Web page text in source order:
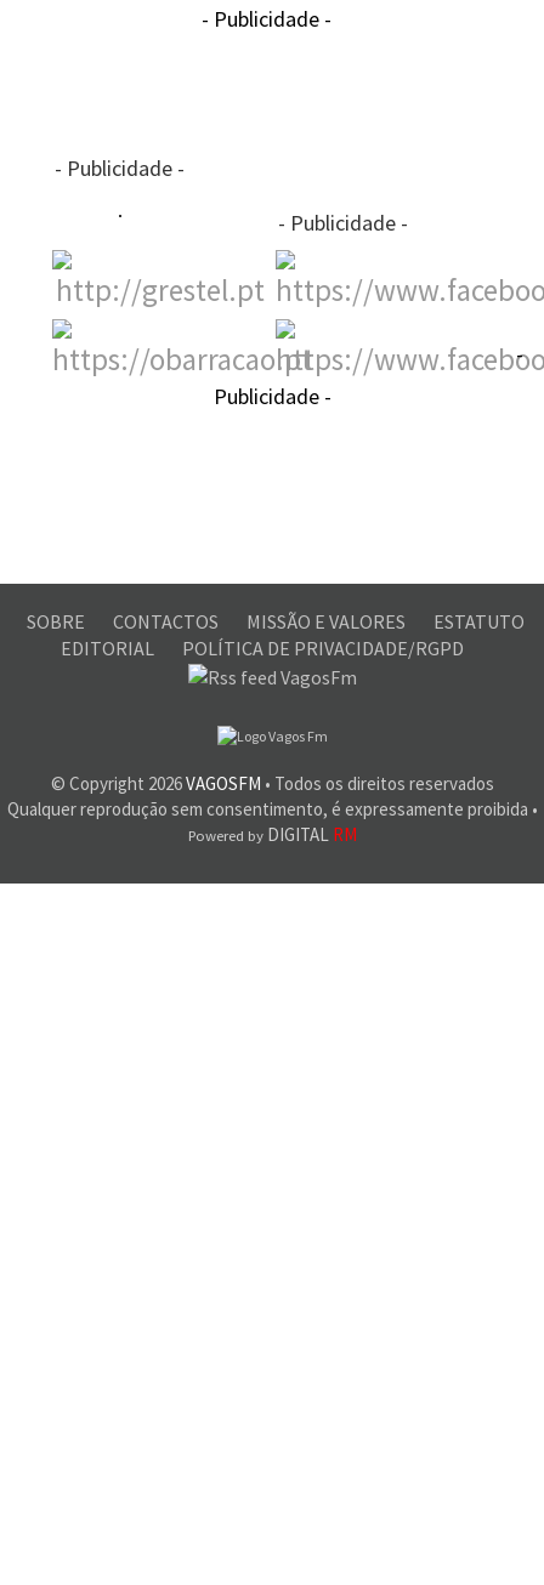
- Publicidade -
- Publicidade -
- Publicidade -
-
Publicidade -
SOBRE CONTACTOS MISSÃO E VALORES
ESTATUTO
EDITORIAL
POLÍTICA DE PRIVACIDADE/RGPD
© Copyright 2026VAGOSFM • Todos os direitos reservados
Qualquer reprodução sem consentimento, é expressamente proibida •
Powered byDIGITAL RM